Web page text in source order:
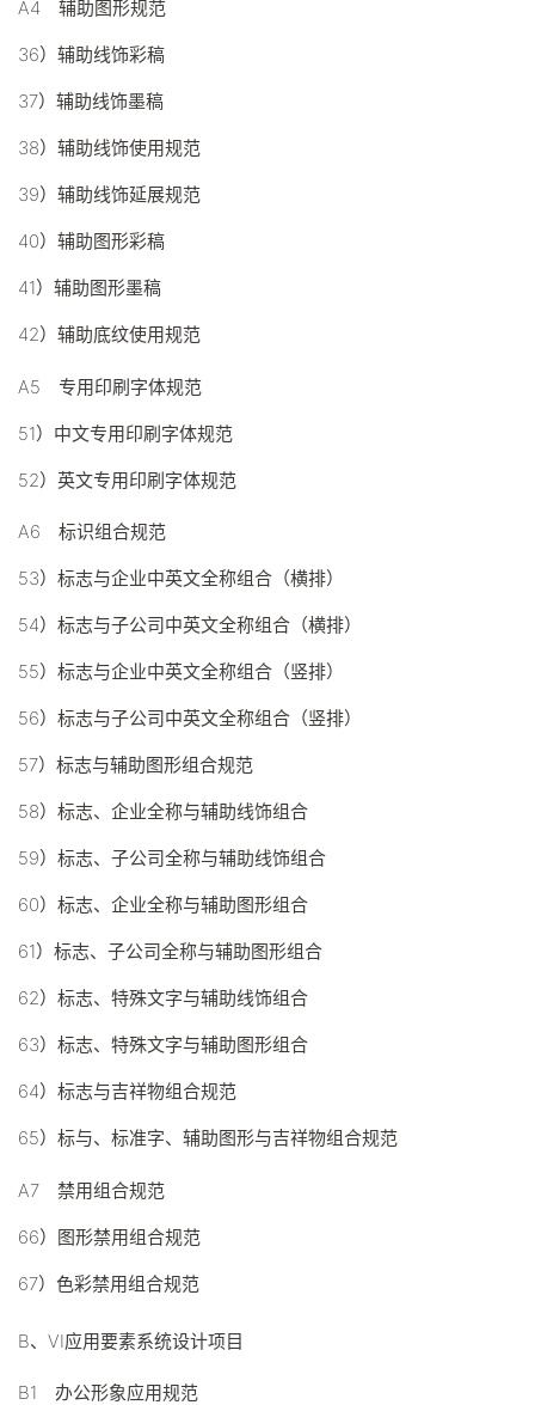
A4 辅助图形规范
36）辅助线饰彩稿
37）辅助线饰墨稿
38）辅助线饰使用规范
39）辅助线饰延展规范
40）辅助图形彩稿
41）辅助图形墨稿
42）辅助底纹使用规范
A5 专用印刷字体规范
51）中文专用印刷字体规范
52）英文专用印刷字体规范
A6 标识组合规范
53）标志与企业中英文全称组合（横排）
54）标志与子公司中英文全称组合（横排）
55）标志与企业中英文全称组合（竖排）
56）标志与子公司中英文全称组合（竖排）
57）标志与辅助图形组合规范
58）标志、企业全称与辅助线饰组合
59）标志、子公司全称与辅助线饰组合
60）标志、企业全称与辅助图形组合
61）标志、子公司全称与辅助图形组合
62）标志、特殊文字与辅助线饰组合
63）标志、特殊文字与辅助图形组合
64）标志与吉祥物组合规范
65）标与、标准字、辅助图形与吉祥物组合规范
A7 禁用组合规范
66）图形禁用组合规范
67）色彩禁用组合规范
B、VI应用要素系统设计项目
B1 办公形象应用规范